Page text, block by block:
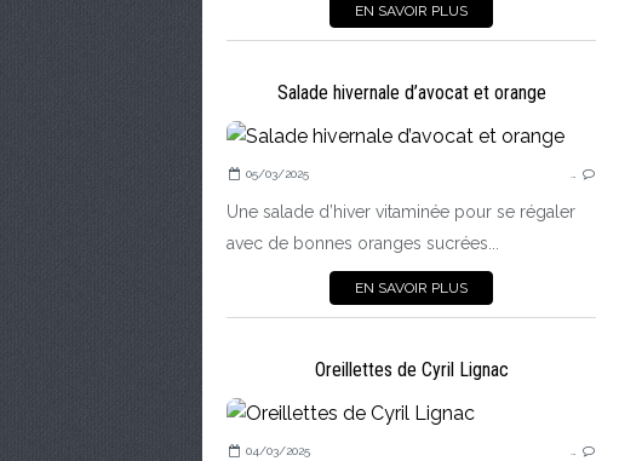
EN SAVOIR PLUS
Salade hivernale d’avocat et orange
05/03/2025
Une salade d’hiver vitaminée pour se régaler
avec de bonnes oranges sucrées...
EN SAVOIR PLUS
Oreillettes de Cyril Lignac
04/03/2025